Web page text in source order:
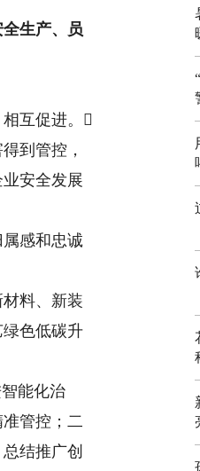
生产、员
互促进。
到管控，
安全发展
感和忠诚
料、新装
色低碳升
能化治
管控；二
结推广创